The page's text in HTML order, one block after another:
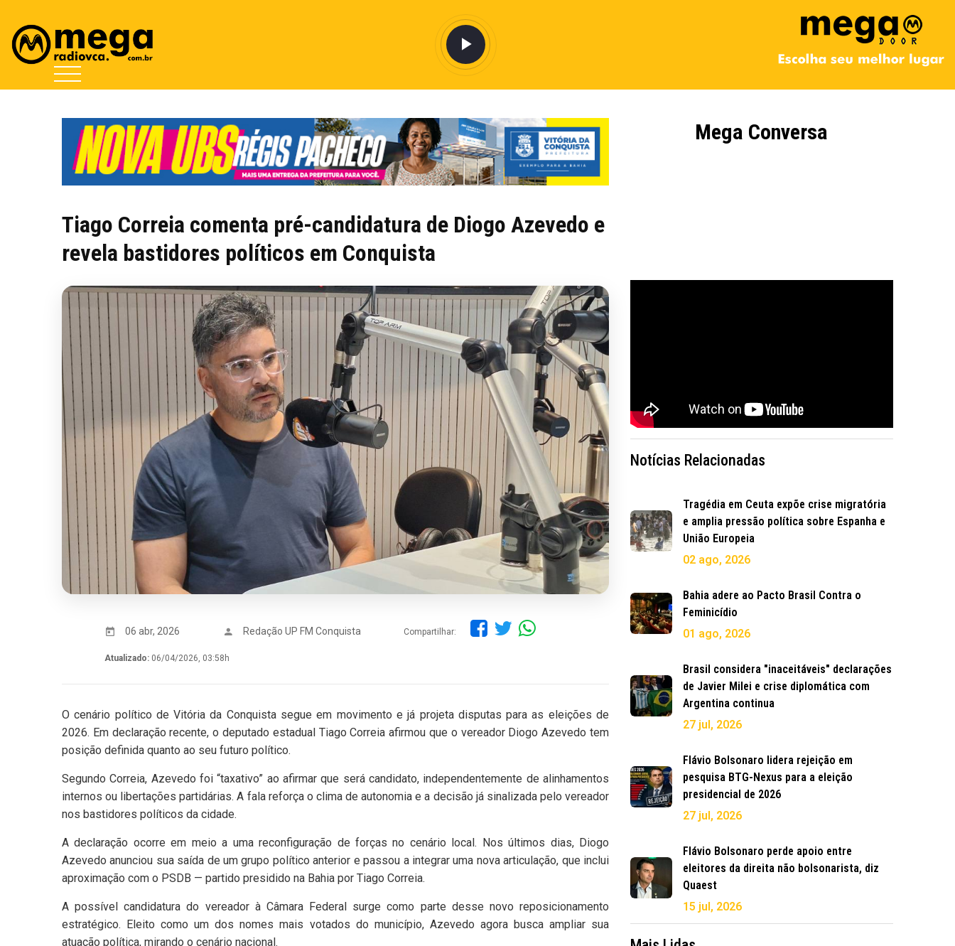
Tiago Correia comenta pré-candidatura de Diogo Azevedo e
revela bastidores políticos em Conquista
06 abr, 2026 Redação UP FM Conquista Compartilhar:
Atualizado: 06/04/2026, 03:58h
O cenário político de Vitória da Conquista segue em movimento e já projeta disputas para as eleições de
2026. Em declaração recente, o deputado estadual Tiago Correia afirmou que o vereador Diogo Azevedo tem
posição definida quanto ao seu futuro político.
Segundo Correia, Azevedo foi “taxativo” ao afirmar que será candidato, independentemente de alinhamentos
internos ou libertações partidárias. A fala reforça o clima de autonomia e a decisão já sinalizada pelo vereador
nos bastidores políticos da cidade.
A declaração ocorre em meio a uma reconfiguração de forças no cenário local. Nos últimos dias, Diogo
Azevedo anunciou sua saída de um grupo político anterior e passou a integrar uma nova articulação, que inclui
aproximação com o PSDB — partido presidido na Bahia por Tiago Correia.
A possível candidatura do vereador à Câmara Federal surge como parte desse novo reposicionamento
estratégico. Eleito como um dos nomes mais votados do município, Azevedo agora busca ampliar sua
atuação política, mirando o cenário nacional.
Mega Conversa
Notícias Relacionadas
Tragédia em Ceuta expõe crise migratória
e amplia pressão política sobre Espanha e
União Europeia
02 ago, 2026
Bahia adere ao Pacto Brasil Contra o
Feminicídio
01 ago, 2026
Brasil considera "inaceitáveis" declarações
de Javier Milei e crise diplomática com
Argentina continua
27 jul, 2026
Flávio Bolsonaro lidera rejeição em
pesquisa BTG-Nexus para a eleição
presidencial de 2026
27 jul, 2026
Flávio Bolsonaro perde apoio entre
eleitores da direita não bolsonarista, diz
Quaest
15 jul, 2026